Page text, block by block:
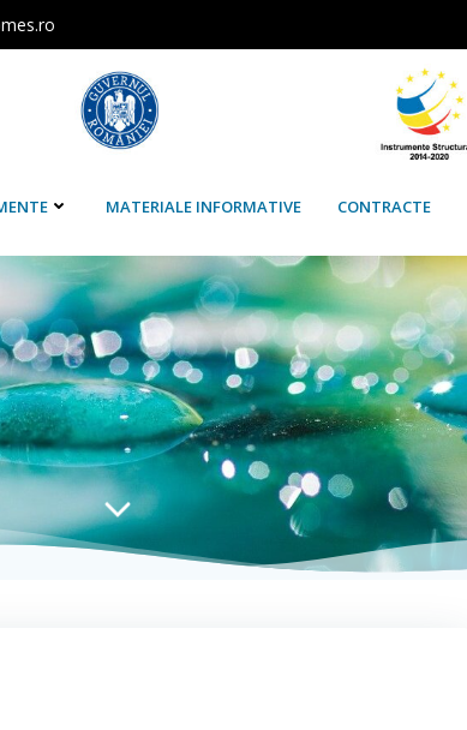
MATERIALE INFORMATIVE CONTRACTE